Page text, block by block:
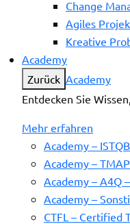
Change
Agiles
Kreative
Academy
Zurück Academy
Entdecken Sie
Mehr erfahren
Academy – ISTQB
Academy – TMAP
Academy – A4Q
Academy –
CTFL – Certified